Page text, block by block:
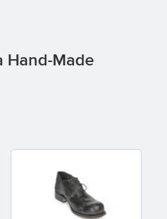
Hand-Made